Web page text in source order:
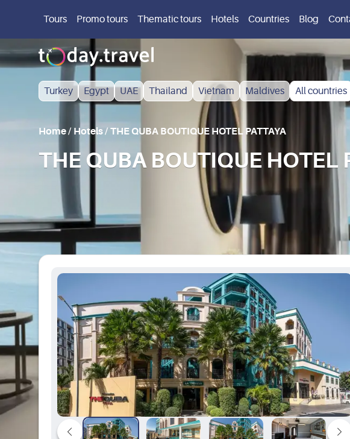
Tours Promo tours Thematic tours Hotels Countries Blog
Turkey Egypt UAE Thailand Vietnam Maldives All countries
Home/ Hotels/ THE QUBA BOUTIQUE HOTEL PATTAYA
THE QUBA BOUTIQUE